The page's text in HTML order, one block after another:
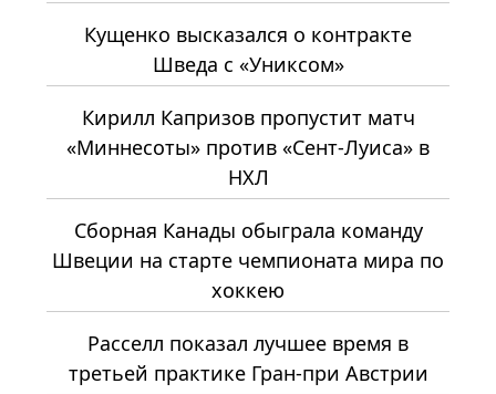
Кущенко высказался о контракте
Шведа с «Униксом»
Кирилл Капризов пропустит матч
«Миннесоты» против «Сент-Луиса» в
НХЛ
Сборная Канады обыграла команду
Швеции на старте чемпионата мира по
хоккею
Расселл показал лучшее время в
третьей практике Гран-при Австрии